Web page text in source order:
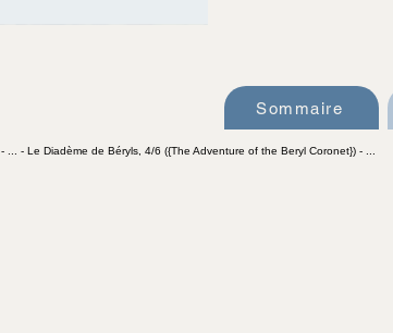
Sommaire
- ... - Le Diadème de Béryls, 4/6 ({The Adventure of the Beryl Coronet}) - ...